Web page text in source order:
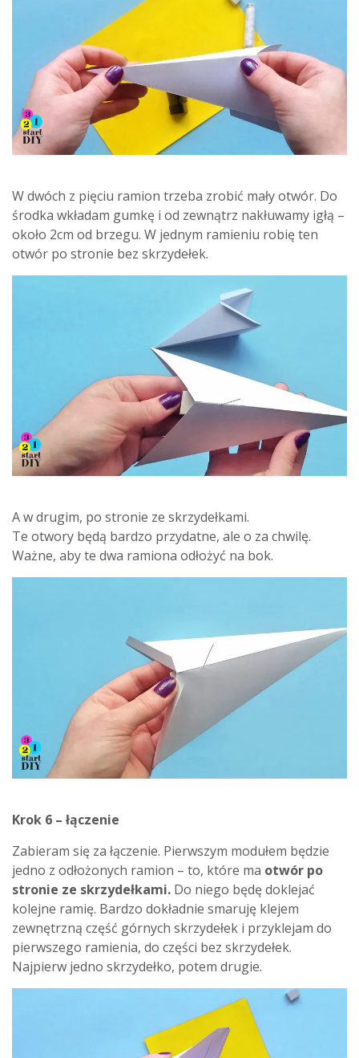
W dwóch z pięciu ramion trzeba zrobić mały otwór. Do
środka wkładam gumkę i od zewnątrz nakłuwamy igłą –
około 2cm od brzegu. W jednym ramieniu robię ten
otwór po stronie bez skrzydełek.
A w drugim, po stronie ze skrzydełkami.
Te otwory będą bardzo przydatne, ale o za chwilę.
Ważne, aby te dwa ramiona odłożyć na bok.
Krok 6 – łączenie
Zabieram się za łączenie. Pierwszym modułem będzie
jedno z odłożonych ramion – to, które ma otwór po
stronie ze skrzydełkami. Do niego będę doklejać
kolejne ramię. Bardzo dokładnie smaruję klejem
zewnętrzną część górnych skrzydełek i przyklejam do
pierwszego ramienia, do części bez skrzydełek.
Najpierw jedno skrzydełko, potem drugie.